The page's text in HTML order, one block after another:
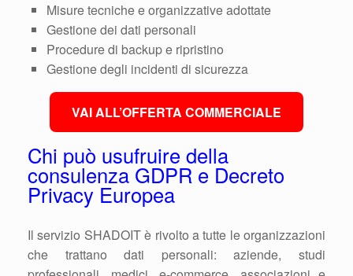
Misure tecniche e organizzative adottate
Gestione dei dati personali
Procedure di backup e ripristino
Gestione degli incidenti di sicurezza
VAI ALL’OFFERTA COMMERCIALE
Chi può usufruire della
consulenza GDPR e Decreto
Privacy Europea
Il servizio SHADOIT è rivolto a tutte le organizzazioni
che trattano dati personali: aziende, studi